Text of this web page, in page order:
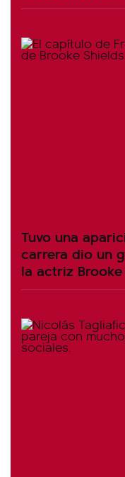
Tuvo una
carrera dio un
la actriz